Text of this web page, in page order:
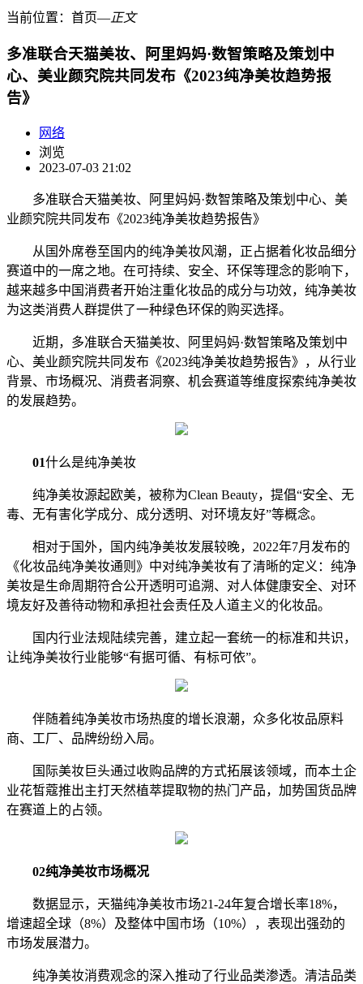
当前位置： 首页―正文
多准联合天猫美妆、阿里妈妈·数智策略及策划中
心、美业颜究院共同发布《2023纯净美妆趋势报
告》
网络
浏览
2023-07-03 21:02
多准联合天猫美妆、阿里妈妈·数智策略及策划中心、美
业颜究院共同发布《2023纯净美妆趋势报告》
从国外席卷至国内的纯净美妆风潮，正占据着化妆品细分
赛道中的一席之地。在可持续、安全、环保等理念的影响下，
越来越多中国消费者开始注重化妆品的成分与功效，纯净美妆
为这类消费人群提供了一种绿色环保的购买选择。
近期，多准联合天猫美妆、阿里妈妈·数智策略及策划中
心、美业颜究院共同发布《2023纯净美妆趋势报告》，从行业
背景、市场概况、消费者洞察、机会赛道等维度探索纯净美妆
的发展趋势。
01什么是纯净美妆
纯净美妆源起欧美，被称为Clean Beauty，提倡“安全、无
毒、无有害化学成分、成分透明、对环境友好”等概念。
相对于国外，国内纯净美妆发展较晚，2022年7月发布的
《化妆品纯净美妆通则》中对纯净美妆有了清晰的定义：纯净
美妆是生命周期符合公开透明可追溯、对人体健康安全、对环
境友好及善待动物和承担社会责任及人道主义的化妆品。
国内行业法规陆续完善，建立起一套统一的标准和共识，
让纯净美妆行业能够“有据可循、有标可依”。
伴随着纯净美妆市场热度的增长浪潮，众多化妆品原料
商、工厂、品牌纷纷入局。
国际美妆巨头通过收购品牌的方式拓展该领域，而本土企
业花皙蔻推出主打天然植萃提取物的热门产品，加势国货品牌
在赛道上的占领。
02纯净美妆市场概况
数据显示，天猫纯净美妆市场21-24年复合增长率18%，
增速超全球（8%）及整体中国市场（10%），表现出强劲的
市场发展潜力。
纯净美妆消费观念的深入推动了行业品类渗透。清洁品类